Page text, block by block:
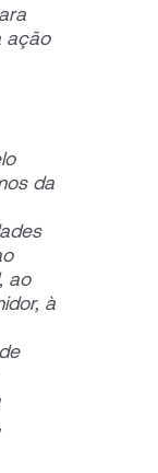
ação
da
ao
à